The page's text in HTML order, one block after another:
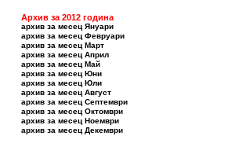
Архив за 2012 година
архив за месец Януари
архив за месец Февруари
архив за месец Март
архив за месец Април
архив за месец Май
архив за месец Юни
архив за месец Юли
архив за месец Август
архив за месец Септември
архив за месец Октомври
архив за месец Ноември
архив за месец Декември